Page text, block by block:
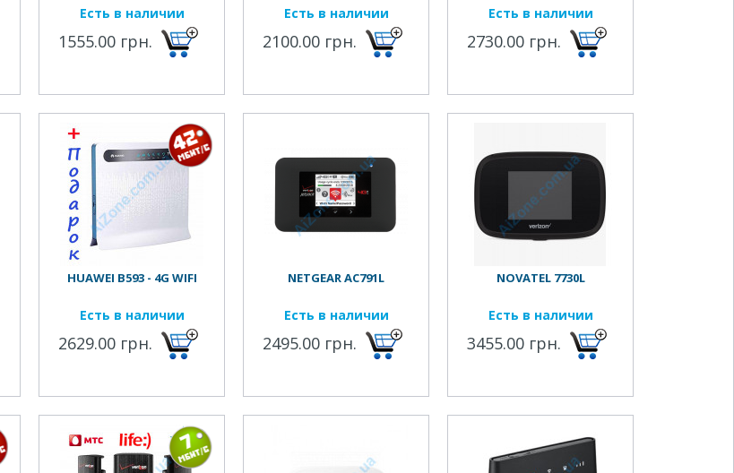
Есть в наличии
1555.00 грн.
Есть в наличии
2100.00 грн.
Есть в наличии
2730.00 грн.
HUAWEI B593 - 4G WIFI
Есть в наличии
2629.00 грн.
NETGEAR AC791L
Есть в наличии
2495.00 грн.
NOVATEL 7730L
Есть в наличии
3455.00 грн.